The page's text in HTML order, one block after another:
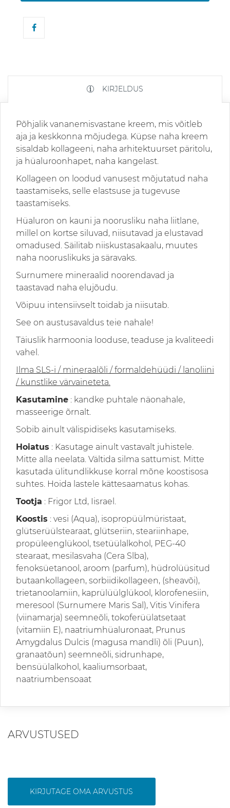
KIRJELDUS
Põhjalik vananemisvastane kreem, mis võitleb
aja ja keskkonna mõjudega. Küpse naha kreem
sisaldab kollageeni, naha arhitektuurset päritolu,
ja hüaluroonhapet, naha kangelast.
Kollageen on loodud vanusest mõjutatud naha
taastamiseks, selle elastsuse ja tugevuse
taastamiseks.
Hüaluron on kauni ja noorusliku naha liitlane,
millel on kortse siluvad, niisutavad ja elustavad
omadused. Säilitab niiskustasakaalu, muutes
naha nooruslikuks ja säravaks.
Surnumere mineraalid noorendavad ja
taastavad naha elujõudu.
Võipuu intensiivselt toidab ja niisutab.
See on austusavaldus teie nahale!
Täiuslik harmoonia looduse, teaduse ja kvaliteedi
vahel.
Ilma SLS-i / mineraalõli / formaldehüüdi / lanoliini
/ kunstlike värvaineteta.
Kasutamine : kandke puhtale näonahale,
masseerige õrnalt.
Sobib ainult välispidiseks kasutamiseks.
Hoiatus : Kasutage ainult vastavalt juhistele.
Mitte alla neelata. Vältida silma sattumist. Mitte
kasutada ülitundlikkuse korral mõne koostisosa
suhtes. Hoida lastele kättesaamatus kohas.
Tootja : Frigor Ltd, Iisrael.
Koostis : vesi (Aqua), isopropüülmüristaat,
glütserüülstearaat, glütseriin, steariinhape,
propüleenglükool, tsetüülalkohol, PEG-40
stearaat, mesilasvaha (Cera Slba),
fenoksüetanool, aroom (parfum), hüdrolüüsitud
butaankollageen, sorbiidikollageen, (sheavõi),
trietanoolamiin, kaprülüülglükool, klorofenesiin,
meresool (Surnumere Maris Sal), Vitis Vinifera
(viinamarja) seemneõli, tokoferüülatsetaat
(vitamiin E), naatriumhüaluronaat, Prunus
Amygdalus Dulcis (magusa mandli) õli (Puun),
granaatõun) seemneõli, sidrunhape,
bensüülalkohol, kaaliumsorbaat,
naatriumbensoaat
ARVUSTUSED
KIRJUTAGE OMA ARVUSTUS